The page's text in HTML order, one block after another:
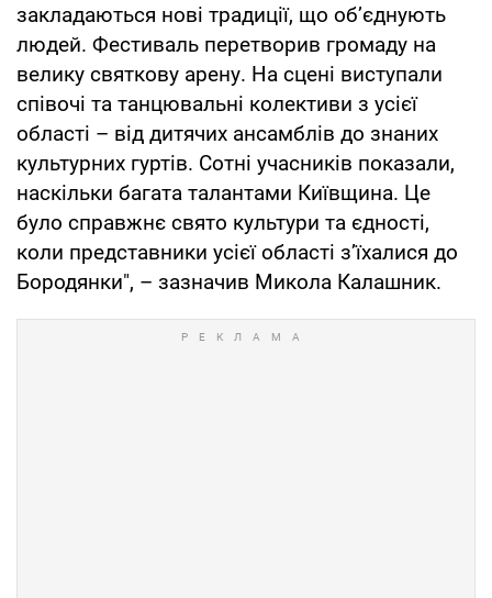
закладаються нові традиції, що об’єднують
людей. Фестиваль перетворив громаду на
велику святкову арену. На сцені виступали
співочі та танцювальні колективи з усієї
області – від дитячих ансамблів до знаних
культурних гуртів. Сотні учасників показали,
наскільки багата талантами Київщина. Це
було справжнє свято культури та єдності,
коли представники усієї області з’їхалися до
Бородянки", – зазначив Микола Калашник.